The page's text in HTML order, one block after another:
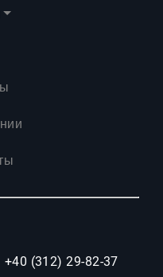
+40 (312) 29-82-37